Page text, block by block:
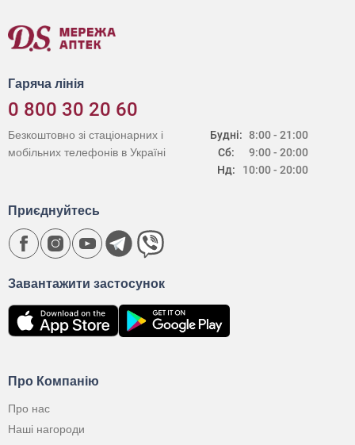
Гаряча лінія
0 800 30 20 60
Будні:
Сб:
Нд:
8:00 - 21:00
9:00 - 20:00
10:00 - 20:00
Безкоштовно зі стаціонарних і
мобільних телефонів в Україні
Про Компанію
Про нас
Наші нагороди
Завантажити застосунок
Приєднуйтесь